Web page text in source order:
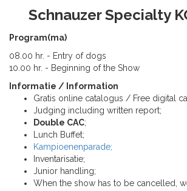
Schnauzer Specialty
Program(ma)
08.00 hr. - Entry of dogs
10.00 hr. - Beginning of the Show
Informatie / Information
Gratis online catalogus / Free digital
Judging including written report;
Double CAC;
Lunch Buffet;
Kampioenenparade;
Inventarisatie;
Junior handling;
When the show has to be cancelled,